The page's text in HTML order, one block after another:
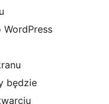
będzie